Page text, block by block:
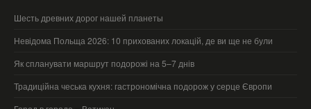
Шесть древних дорог нашей планеты
Невідома Польща 2026: 10 прихованих локацій, де ви ще не були
Як спланувати маршрут подорожі на 5–7 днів
Традиційна чеська кухня: гастрономічна подорож у серце Європи